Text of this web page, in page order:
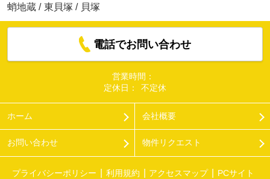
蛸地蔵 / 東貝塚 / 貝塚
電話でお問い合わせ
営業時間：
定休日：
不定休
ホーム 会社概要
お問い合わせ 物件リクエスト
プライバシーポリシー 利用規約 アクセスマップ
PCサイト